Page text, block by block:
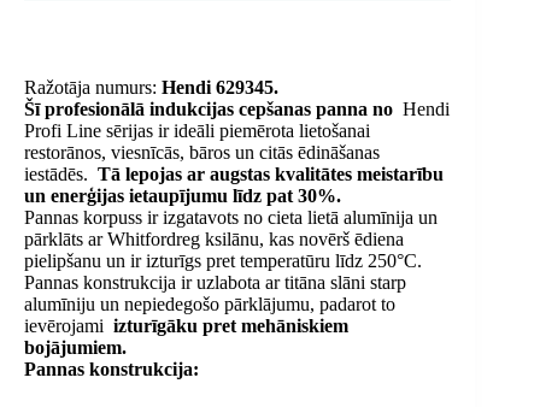
Ražotāja numurs: Hendi 629345.
Šī profesionālā indukcijas cepšanas panna no Hendi
Profi Line sērijas ir ideāli piemērota lietošanai
restorānos, viesnīcās, bāros un citās ēdināšanas
iestādēs. Tā lepojas ar augstas kvalitātes meistarību
un enerģijas ietaupījumu līdz pat 30%.
Pannas korpuss ir izgatavots no cieta lietā alumīnija un
pārklāts ar Whitfordreg ksilānu, kas novērš ēdiena
pielipšanu un ir izturīgs pret temperatūru līdz 250°C.
Pannas konstrukcija ir uzlabota ar titāna slāni starp
alumīniju un nepiedegošo pārklājumu, padarot to
ievērojami izturīgāku pret mehāniskiem
bojājumiem.
Pannas konstrukcija: